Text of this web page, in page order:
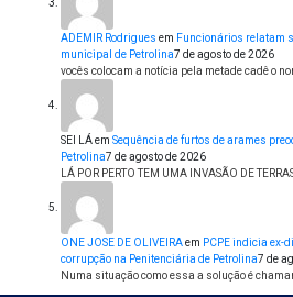
ADEMIR Rodrigues em Funcionários relatam
municipal de Petrolina7 de agosto de 2026
vocês colocam a notícia pela metade cadê o
SEI LÁem Sequência de furtos de arames
Petrolina7 de agosto de 2026
LÁ POR PERTO TEM UMA INVASÃO DE
ONE JOSE DE OLIVEIRAem PCPE indicia ex-
corrupção na Penitenciária de Petrolina7 de
Numa situação como essa a solução é